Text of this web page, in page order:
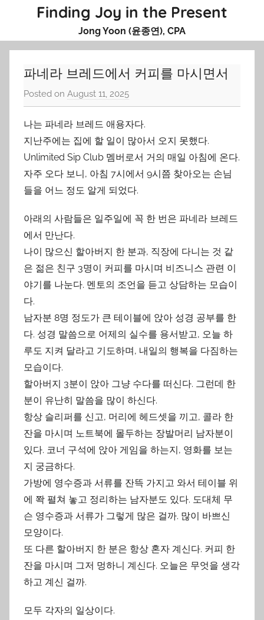
content
Finding Joy in the Present
Jong Yoon (윤종연), CPA
파네라 브레드에서 커피를 마시면서
Posted on August 11, 2025
y
J
o
n
g
Y
o
나는 파네라 브레드 애용자다.
지난주에는 집에 할 일이 많아서 오지 못했다.
Unlimited Sip Club 멤버로서 거의 매일 아침에 온다.
자주 오다 보니, 아침 7시에서 9시쯤 찾아오는 손님
들을 어느 정도 알게 되었다.
아래의 사람들은 일주일에 꼭 한 번은 파네라 브레드
에서 만난다.
나이 많으신 할아버지 한 분과, 직장에 다니는 것 같
은 젊은 친구 3명이 커피를 마시며 비즈니스 관련 이
야기를 나눈다. 멘토의 조언을 듣고 상담하는 모습이
다.
남자분 8명 정도가 큰 테이블에 앉아 성경 공부를 한
다. 성경 말씀으로 어제의 실수를 용서받고, 오늘 하
루도 지켜 달라고 기도하며, 내일의 행복을 다짐하는
모습이다.
할아버지 3분이 앉아 그냥 수다를 떠신다. 그런데 한
분이 유난히 말씀을 많이 하신다.
항상 슬리퍼를 신고, 머리에 헤드셋을 끼고, 콜라 한
잔을 마시며 노트북에 몰두하는 장발머리 남자분이
있다. 코너 구석에 앉아 게임을 하는지, 영화를 보는
지 궁금하다.
가방에 영수증과 서류를 잔뜩 가지고 와서 테이블 위
에 쫙 펼쳐 놓고 정리하는 남자분도 있다. 도대체 무
슨 영수증과 서류가 그렇게 많은 걸까. 많이 바쁘신
모양이다.
또 다른 할아버지 한 분은 항상 혼자 계신다. 커피 한
잔을 마시며 그저 멍하니 계신다. 오늘은 무엇을 생각
하고 계신 걸까.
모두 각자의 일상이다.